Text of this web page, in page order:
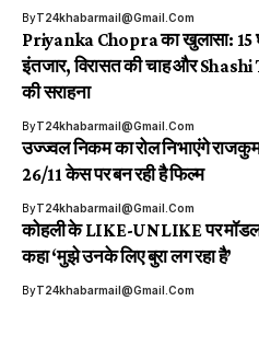
ByT24khabarmail@gmail.com
Priyanka Chopra का खुलासा: 15
इंतजार, विरासत की चाह और
की सराहना
ByT24khabarmail@gmail.com
उज्ज्वल निकम का रोल निभाएंगे
26/11 केस पर बन रही है फिल्म
ByT24khabarmail@gmail.com
कोहली के LIKE-UNLIKE पर मॉडल
कहा ‘मुझे उनके लिए बुरा लग रहा है’
ByT24khabarmail@gmail.com